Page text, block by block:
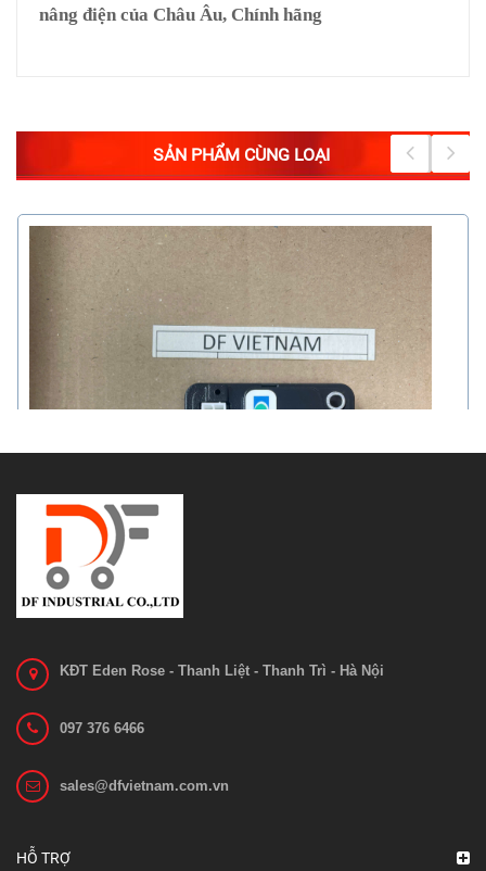
nâng điện của Châu Âu, Chính hãng
SẢN PHẨM CÙNG LOẠI
KĐT Eden Rose - Thanh Liệt - Thanh Trì - Hà Nội
097 376 6466
sales@dfvietnam.com.vn
HỖ TRỢ